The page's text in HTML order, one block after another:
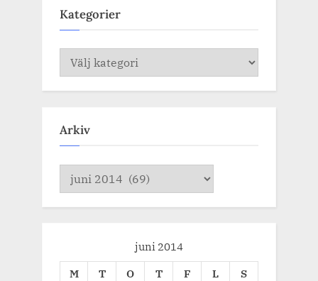
Kategorier
Kategorier
Arkiv
Arkiv
juni 2014
M
T O T F L
S